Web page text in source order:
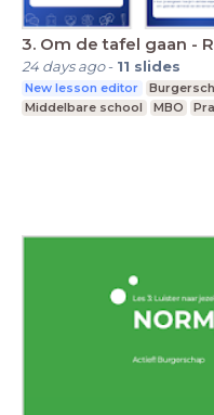
3. Om de tafel gaan -
24 days ago- 11 slides
New lesson editor
Middelbare school
MBO